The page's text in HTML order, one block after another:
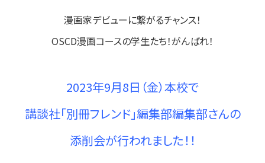
漫画家デビューに繋がるチャンス！
OSCD漫画コースの学生たち！がんばれ！
2023年9月8日（金）本校で
講談社「別冊フレンド」編集部編集部さんの
添削会が行われました！！